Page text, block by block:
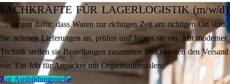
FACHKRÄFTE FÜR LAGERLOGISTIK (m/w/d)
… sorgen dafür, dass Waren zur richtigen Zeit am richtigen Ort sind.
Sie nehmen Lieferungen an, prüfen und lagern sie ein. Mit moderner
Technik stellen sie Bestellungen zusammen und bereiten den Versand
vor. Ein Job für Anpacker mit Organisationstalent!
Zur Ausbildungsstelle